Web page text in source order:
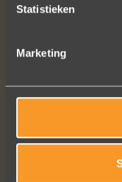
Statistieken
Marketing